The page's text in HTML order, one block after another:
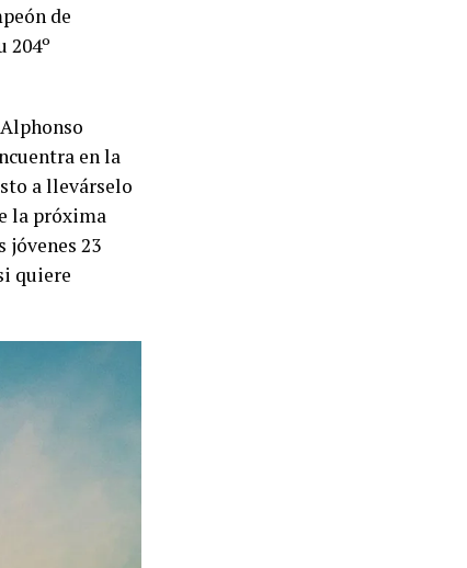
de
204º
en la
a llevárselo
la próxima
jóvenes 23
quiere